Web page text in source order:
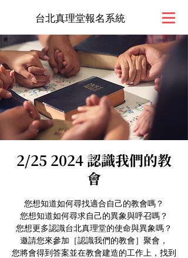
台北真理堂報名系統
2/25 2024 認識我們的教
會
您想知道如何尋找適合自己的教會嗎？
您想知道如何尋求自己的異象與呼召嗎？
您想更多認識台北真理堂的使命與異象嗎？
邀請您來參加［認識我們的教會］聚會，
您將會得到答案並在教會建造的工作上，找到